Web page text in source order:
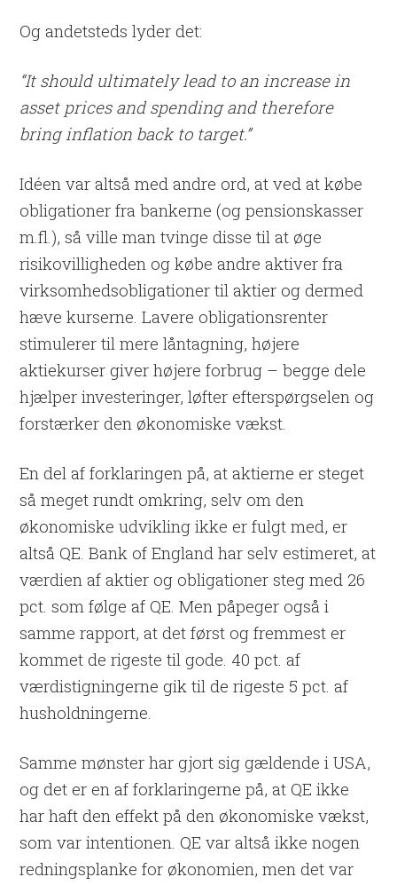
Og andetsteds lyder det:
“It should ultimately lead to an increase in
asset prices and spending and therefore
bring inflation back to target.”
Idéen var altså med andre ord, at ved at købe
obligationer fra bankerne (og pensionskasser
m.fl.), så ville man tvinge disse til at øge
risikovilligheden og købe andre aktiver fra
virksomhedsobligationer til aktier og dermed
hæve kurserne. Lavere obligationsrenter
stimulerer til mere låntagning, højere
aktiekurser giver højere forbrug – begge dele
hjælper investeringer, løfter efterspørgselen og
forstærker den økonomiske vækst.
En del af forklaringen på, at aktierne er steget
så meget rundt omkring, selv om den
økonomiske udvikling ikke er fulgt med, er
altså QE. Bank of England har selv estimeret, at
værdien af aktier og obligationer steg med 26
pct. som følge af QE. Men påpeger også i
samme rapport, at det først og fremmest er
kommet de rigeste til gode. 40 pct. af
værdistigningerne gik til de rigeste 5 pct. af
husholdningerne.
Samme mønster har gjort sig gældende i USA,
og det er en af forklaringerne på, at QE ikke
har haft den effekt på den økonomiske vækst,
som var intentionen. QE var altså ikke nogen
redningsplanke for økonomien, men det var